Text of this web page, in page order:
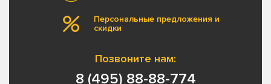
Персональные предложения и
скидки
Позвоните нам:
8 (495) 88-88-774